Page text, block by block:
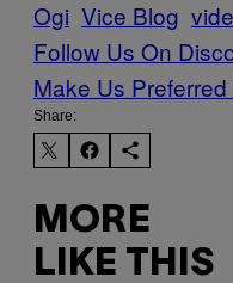
Ogi Vice Blog
Follow Us On
Make Us
Share:
MORE
LIKE THIS